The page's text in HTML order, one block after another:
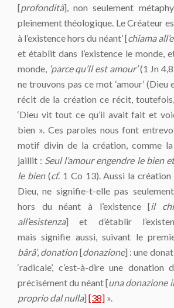
[profondità], non seulement
pleinement théologique. Le Créateur
à l’existence hors du néant’ [chiama
et établit dans l’existence le monde,
monde, ‘parce qu’Il est amour’(1 Jn
ne trouvons pas ce mot ‘amour’ (Dieu
récit de la création ce récit,
‘Dieu vit tout ce qu’il avait fait et
bien ». Ces paroles nous font
motif divin de la création, comme
jaillit : Seul l’amour engendre le bien
le bien(cf. 1 Co 13). Aussi la
Dieu, ne signifie-t-elle pas
hors du néant à l’existence [il
all’esistenza] et d’établir
mais signifie aussi, suivant le
bârâ’, donation[donazione] : une
‘radicale’, c’est-à-dire une
précisément du néant [una donazione
proprio dal nulla] [38] ».